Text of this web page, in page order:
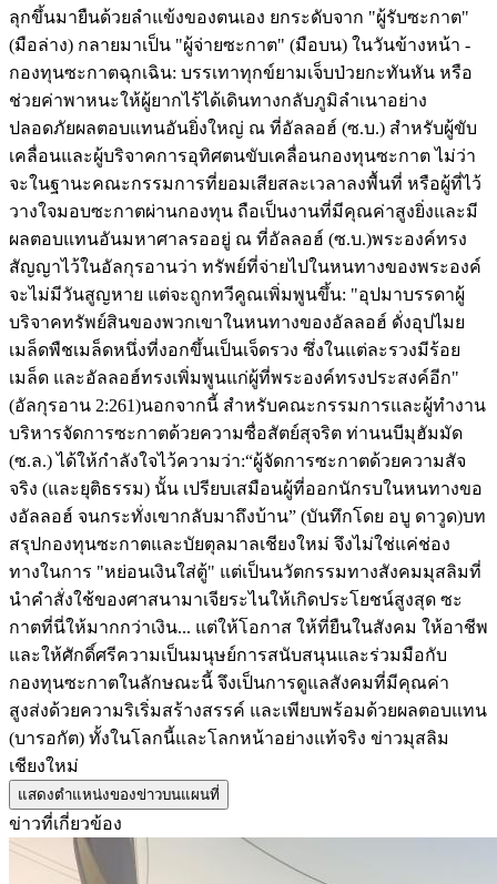
ลุกขึ้นมายืนด้วยลำแข้งของตนเอง ยกระดับจาก "ผู้รับซะกาต"
(มือล่าง) กลายมาเป็น "ผู้จ่ายซะกาต" (มือบน) ในวันข้างหน้า -​
กองทุนซะกาตฉุกเฉิน: บรรเทาทุกข์ยามเจ็บป่วยกะทันหัน หรือ
ช่วยค่าพาหนะให้ผู้ยากไร้ได้เดินทางกลับภูมิลำเนาอย่าง
ปลอดภัย ​ผลตอบแทนอันยิ่งใหญ่ ณ ที่อัลลอฮ์ (ซ.บ.) สำหรับผู้ขับ
เคลื่อนและผู้บริจาค ​การอุทิศตนขับเคลื่อนกองทุนซะกาต ไม่ว่า
จะในฐานะคณะกรรมการที่ยอมเสียสละเวลาลงพื้นที่ หรือผู้ที่ไว้
วางใจมอบซะกาตผ่านกองทุน ถือเป็นงานที่มีคุณค่าสูงยิ่งและมี
ผลตอบแทนอันมหาศาลรออยู่ ณ ที่อัลลอฮ์ (ซ.บ.) ​พระองค์ทรง
สัญญาไว้ในอัลกุรอานว่า ทรัพย์ที่จ่ายไปในหนทางของพระองค์
จะไม่มีวันสูญหาย แต่จะถูกทวีคูณเพิ่มพูนขึ้น: "​อุปมาบรรดาผู้
บริจาคทรัพย์สินของพวกเขาในหนทางของอัลลอฮ์ ดั่งอุปไมย
เมล็ดพืชเมล็ดหนึ่งที่งอกขึ้นเป็นเจ็ดรวง ซึ่งในแต่ละรวงมีร้อย
เมล็ด และอัลลอฮ์ทรงเพิ่มพูนแก่ผู้ที่พระองค์ทรงประสงค์อีก"
(อัลกุรอาน 2:261) ​นอกจากนี้ สำหรับคณะกรรมการและผู้ทำงาน
บริหารจัดการซะกาตด้วยความซื่อสัตย์สุจริต ท่านนบีมุฮัมมัด
(ซ.ล.) ได้ให้กำลังใจไว้ความว่า: ​“ผู้จัดการซะกาตด้วยความสัจ
จริง (และยุติธรรม) นั้น เปรียบเสมือนผู้ที่ออกนักรบในหนทางขอ
งอัลลอฮ์ จนกระทั่งเขากลับมาถึงบ้าน” (บันทึกโดย อบู ดาวูด) ​บท
สรุป ​กองทุนซะกาตและบัยตุลมาลเชียงใหม่ จึงไม่ใช่แค่ช่อง
ทางในการ "หย่อนเงินใส่ตู้" แต่เป็นนวัตกรรมทางสังคมมุสลิมที่
นำคำสั่งใช้ของศาสนามาเจียระไนให้เกิดประโยชน์สูงสุด ซะ
กาตที่นี่ให้มากกว่าเงิน... แต่ให้โอกาส ให้ที่ยืนในสังคม ให้อาชีพ
และให้ศักดิ์ศรีความเป็นมนุษย์ ​การสนับสนุนและร่วมมือกับ
กองทุนซะกาตในลักษณะนี้ จึงเป็นการดูแลสังคมที่มีคุณค่า
สูงส่งด้วยความริเริ่มสร้างสรรค์ และเพียบพร้อมด้วยผลตอบแทน
(บารอกัต) ทั้งในโลกนี้และโลกหน้าอย่างแท้จริง ข่าวมุสลิม
เชียงใหม่
แสดงตำแหน่งของข่าวบนแผนที่
ข่าวที่เกี่ยวข้อง